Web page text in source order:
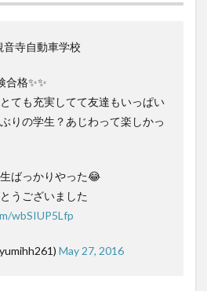
寺自動車学校
合格✨✨
ても充実してて友達もいっぱい
りの学生？あじわって楽しかっ
ばっかりやった😂
うございました
wbSIUP5Lfp
May 27, 2016